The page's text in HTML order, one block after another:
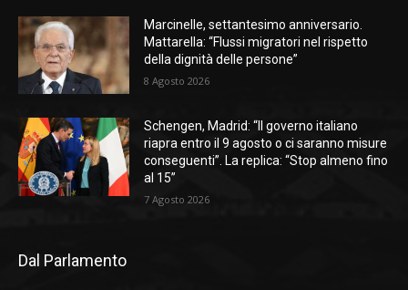
Marcinelle, settantesimo anniversario.
Mattarella: “Flussi migratori nel rispetto
della dignità delle persone”
8 Agosto 2026
Schengen, Madrid: “Il governo italiano
riapra entro il 9 agosto o ci saranno misure
conseguenti”. La replica: “Stop almeno fino
al 15”
7 Agosto 2026
Dal Parlamento